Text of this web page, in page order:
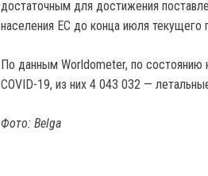
достаточным для достижения
населения ЕС до конца июля текущего
По данным Worldometer, по состоянию
COVID-19, из них 4 043 032 —
Фото: Belga